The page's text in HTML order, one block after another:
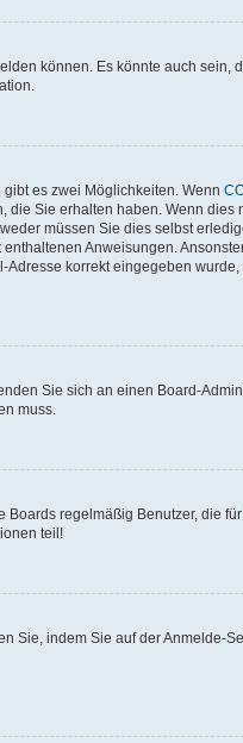
können. Es könnte auch sein,
es zwei Möglichkeiten. Wenn
Sie erhalten haben. Wenn dies
müssen Sie dies selbst
Anweisungen.
korrekt eingegeben
Sie sich an einen Board-
muss.
regelmäßig Benutzer, die
teil!
Sie, indem Sie auf der Anmelde-